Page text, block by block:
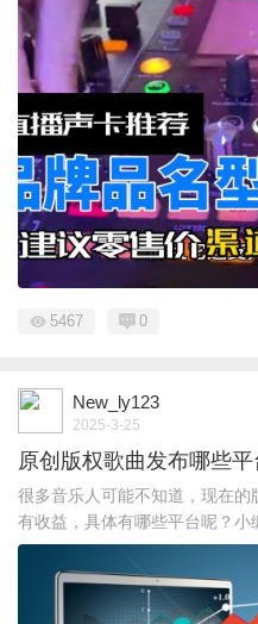
5467 0
New_ly123
2025-3-25
原创版权歌曲发布哪些
很多音乐人可能不知道，现在
有收益，具体有哪些平台呢？小